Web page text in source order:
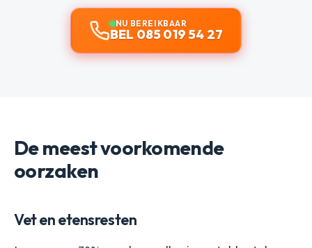
NU BEREIKBAAR
BEL 085 019 54 27
De meest voorkomende
oorzaken
Vet en etensresten